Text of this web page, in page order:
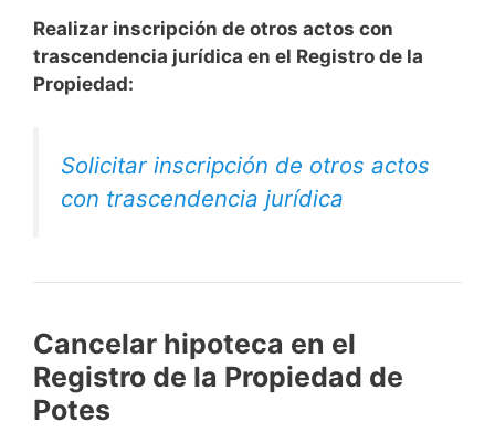
Realizar inscripción de otros actos con
trascendencia jurídica en el Registro de la
Propiedad:
Solicitar inscripción de otros actos
con trascendencia jurídica
Cancelar hipoteca en el
Registro de la Propiedad de
Potes